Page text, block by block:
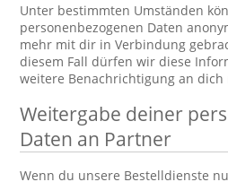
Unter bestimmten Umständen
personenbezogenen Daten
mehr mit dir in Verbindung
diesem Fall dürfen wir diese
weitere Benachrichtigung an dich
Weitergabe deiner
Daten an Partner
Wenn du unsere Bestelldienste